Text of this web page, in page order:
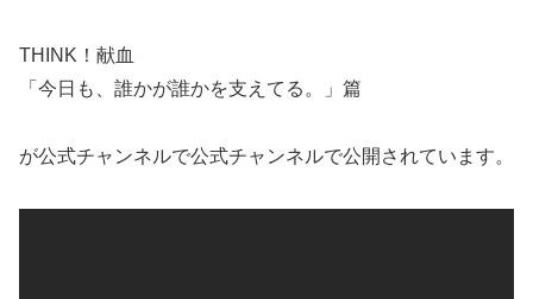
THINK！献血
「今日も、誰かが誰かを支えてる。」篇
が公式チャンネルで公式チャンネルで公開されています。